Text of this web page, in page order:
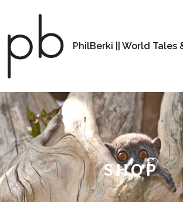
PhilBerki || World Tales
SHOP